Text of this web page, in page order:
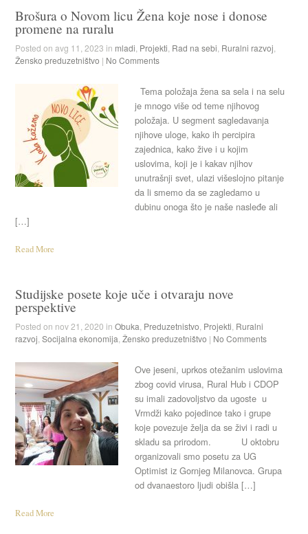
Brošura o Novom licu Žena koje nose i donose
promene na ruralu
Posted on avg 11, 2023 in mladi Projekti Rad na sebi Ruralni razvoj
Žensko preduzetništvo | No Comments
Tema položaja žena sa sela i na selu
je mnogo više od teme njihovog
položaja. U segment sagledavanja
njihove uloge, kako ih percipira
zajednica, kako žive i u kojim
uslovima, koji je i kakav njihov
unutrašnji svet, ulazi višeslojno pitanje
da li smemo da se zagledamo u
dubinu onoga što je naše nasleđe ali
[…]
Read More
Studijske posete koje uče i otvaraju nove
perspektive
Posted on nov 21, 2020 in Obuka Preduzetnistvo Projekti Ruralni
razvoj Socijalna ekonomija Žensko preduzetništvo | No Comments
Ove jeseni, uprkos otežanim uslovima
zbog covid virusa, Rural Hub i CDOP
su imali zadovoljstvo da ugoste u
Vrmdži kako pojedince tako i grupe
koje povezuje želja da se živi i radi u
skladu sa prirodom. U oktobru
organizovali smo posetu za UG
Optimist iz Gornjeg Milanovca. Grupa
od dvanaestoro ljudi obišla […]
Read More